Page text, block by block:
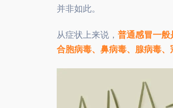
并非如此。
从症状上来说， 普通感冒一
合胞病毒、鼻病毒、腺病毒、